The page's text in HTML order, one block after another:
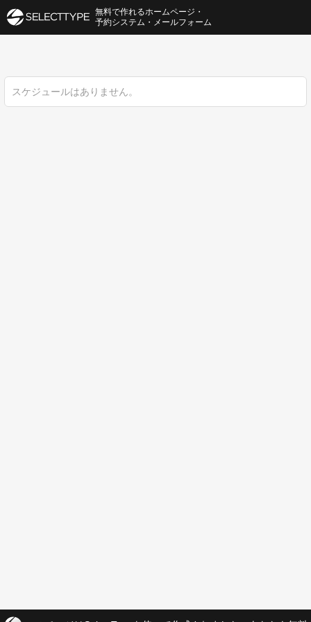
スケジュールはありません。
無料で作れるホームページ・
予約システム・メールフォーム